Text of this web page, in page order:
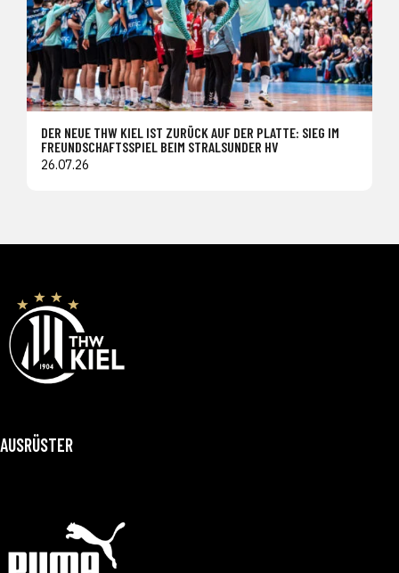
DER NEUE THW KIEL IST ZURÜCK AUF DER PLATTE: SIEG IM
FREUNDSCHAFTSSPIEL BEIM STRALSUNDER HV
26.07.26
AUSRÜSTER